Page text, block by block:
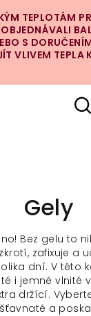
TEPLOTÁM
S
VLIVEM TEPLA
Gely
Bez gelu to
zafixuje a
dní. V této
i jemné vlnité
držící.
a